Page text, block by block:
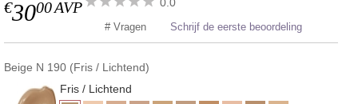
€3000AVP 0.0
# Vragen Schrijf de eerste beoordeling
Beige N 190 (Fris / Lichtend)
Fris / Lichtend